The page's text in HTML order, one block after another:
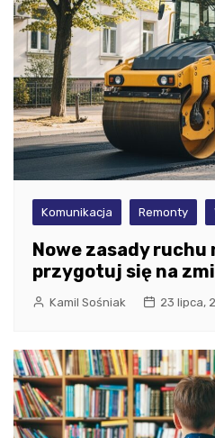
Komunikacja Remonty
Nowe zasady ruchu
przygotuj się na
Kamil Sośniak 23 lipca,